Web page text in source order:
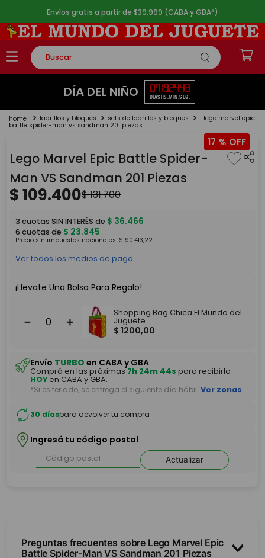
Envíos gratis a partir de $39.999 (CABA y GBA*)
Buscar
TÉRMINOS MÁS BUSCADOS
2.
lego
4.
monopatin
5. toy story
DÍA DEL NIÑO 07
DÍAS
19
HS.
24
MIN.
42
SEG.
ladrillos y bloques sets de ladrillos y bloques lego marvel epic
battle spider-man vs sandman 201 piezas
17 %
Lego Marvel Epic Battle Spider-
Man VS Sandman 201 Piezas
$109.400$131.700
3 cuotas SIN INTERÉS de $ 36.466
6 cuotas de $ 23.845
Precio sin impuestos nacionales: $ 90.413,22
Ver todos los medios de pago
¡Llevate Una Bolsa Para Regalo!
＋
－
Shopping Bag Chica El Mundo del
Juguete
$ 1200,00
Envío TURBO en CABA y GBA
Comprá en las próximas7h 24m 43spara recibirlo
en CABA y GBA.
*Si es feriado, se entrega el siguiente día hábil. Ver zonas
30 díaspara devolver tu compra
Ingresá tu código postal
Actualizar
Preguntas frecuentes sobre Lego Marvel Epic
Battle Spider-Man VS Sandman 201 Piezas